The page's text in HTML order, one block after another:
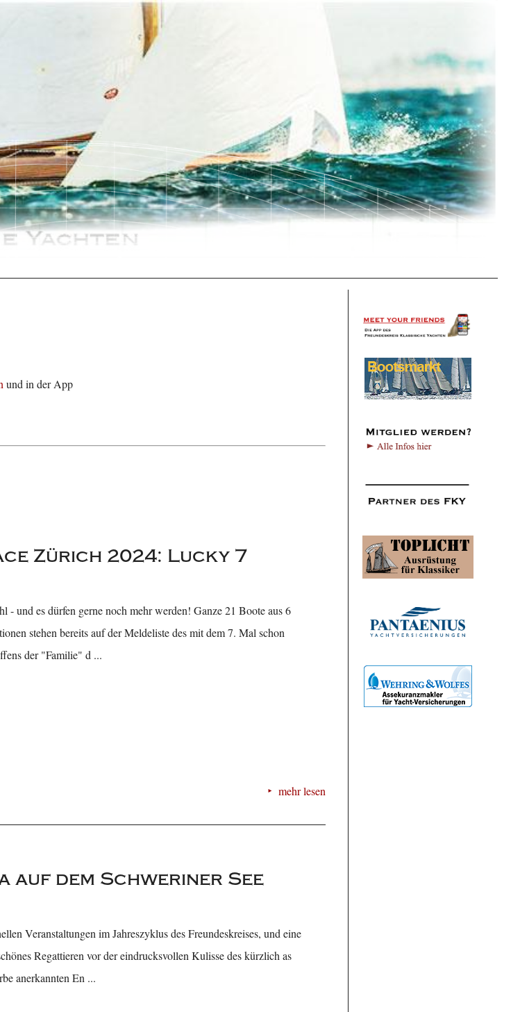
und in der App
Zürich 2024: Lucky 7
- und es dürfen gerne noch mehr werden! Ganze 21 Boote aus 6
stehen bereits auf der Meldeliste des mit dem 7. Mal schon
der "Familie" d ...
mehr lesen
dem Schweriner See
Veranstaltungen im Jahreszyklus des Freundeskreises, und eine
Regattieren vor der eindrucksvollen Kulisse des kürzlich as
anerkannten En ...